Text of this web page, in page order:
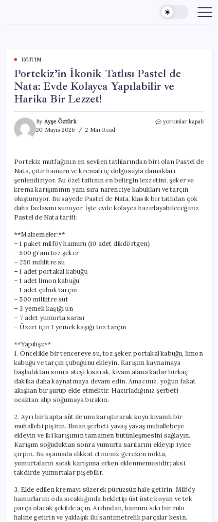
content
EĞITIM
Portekiz’in İkonik Tatlısı Pastel de
Nata: Evde Kolayca Yapılabilir ve
Harika Bir Lezzet!
By Ayşe Öztürk
20 Mayıs 2026
2 Min Read
Portekiz’in
Nata:
Evde
Kolayca
Yapılabilir
ve
Harika
Bir
yorumlar kapalı
Portekiz mutfağının en sevilen tatlılarından biri olan Pastel de
Nata, çıtır hamuru ve kremalı iç dolgusuyla damakları
şenlendiriyor. Bu özel tatlının en belirgin lezzetini, şeker ve
krema karışımının yanı sıra narenciye kabukları ve tarçın
oluşturuyor. Bu sayede Pastel de Nata, klasik bir tatlıdan çok
daha fazlasını sunuyor. İşte evde kolayca hazırlayabileceğiniz
Pastel de Nata tarifi:
**Malzemeler:**
– 1 paket milföy hamuru (10 adet dikdörtgen)
– 500 gram toz şeker
– 250 mililitre su
– 1 adet portakal kabuğu
– 1 adet limon kabuğu
– 1 adet çubuk tarçın
– 500 mililitre süt
– 3 yemek kaşığı un
– 7 adet yumurta sarısı
– Üzeri için 1 yemek kaşığı toz tarçın
**Yapılışı:**
1. Öncelikle bir tencereye su, toz şeker, portakal kabuğu, limon
kabuğu ve tarçın çubuğunu ekleyin. Karışım kaynamaya
başladıktan sonra ateşi kısarak, kıvam alana kadar birkaç
dakika daha kaynatmaya devam edin. Amacınız, yoğun fakat
akışkan bir şurup elde etmektir. Hazırladığınız şerbeti
ocaktan alıp soğumaya bırakın.
2. Ayrı bir kapta süt ile unu karıştırarak koyu kıvamlı bir
muhallebi pişirin. Ilınan şerbeti yavaş yavaş muhallebeye
ekleyin ve iki karışımın tamamen bütünleşmesini sağlayın.
Karışım soğuduktan sonra yumurta sarılarını ekleyip iyice
çırpın. Bu aşamada dikkat etmeniz gereken nokta,
yumurtaların sıcak karışıma erken eklenmemesidir; aksi
takdirde yumurtalar pişebilir.
3. Elde edilen kremayı süzerek pürüzsüz hale getirin. Milföy
hamurlarını oda sıcaklığında bekletip üst üste koyun ve tek
parça olacak şekilde açın. Ardından, hamuru sıkı bir rulo
haline getirin ve yaklaşık iki santimetrelik parçalar kesin.